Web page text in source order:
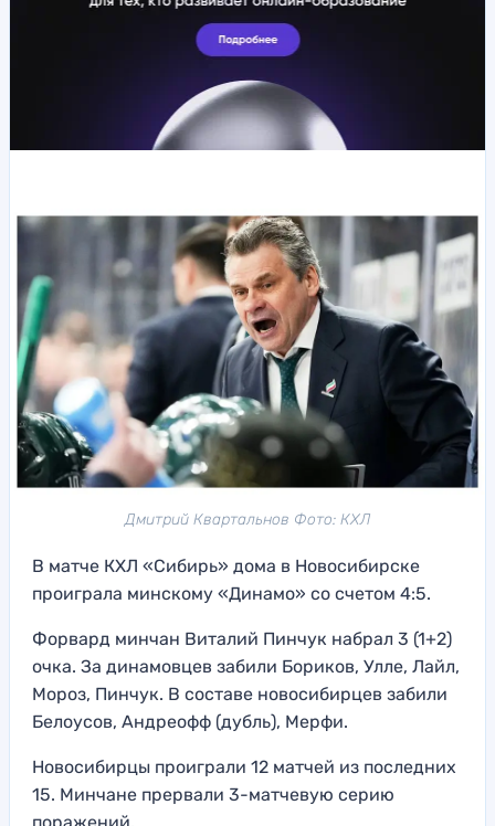
Дмитрий Квартальнов Фото: КХЛ
В матче КХЛ «Сибирь» дома в Новосибирске
проиграла минскому «Динамо» со счетом 4:5.
Форвард минчан Виталий Пинчук набрал 3 (1+2)
очка. За динамовцев забили Бориков, Улле, Лайл,
Мороз, Пинчук. В составе новосибирцев забили
Белоусов, Андреофф (дубль), Мерфи.
Новосибирцы проиграли 12 матчей из последних
15. Минчане прервали 3-матчевую серию